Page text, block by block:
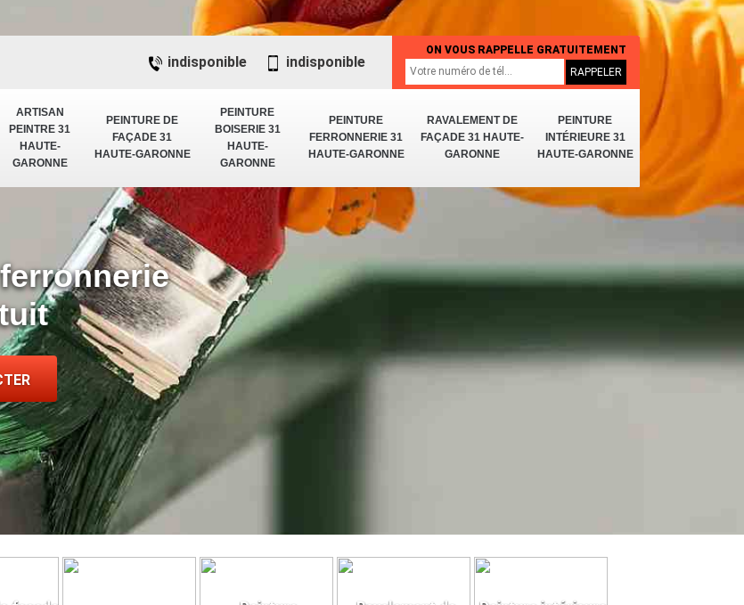
ARTISAN
PEINTRE 31
HAUTE-
GARONNE
PEINTURE DE
FAÇADE 31
HAUTE-GARONNE
PEINTURE
BOISERIE 31
HAUTE-
GARONNE
PEINTURE
FERRONNERIE 31
HAUTE-GARONNE
RAVALEMENT DE
FAÇADE 31 HAUTE-
GARONNE
PEINTURE
INTÉRIEURE 31
HAUTE-GARONNE
indisponible indisponible
ON VOUS RAPPELLE GRATUITEMENT